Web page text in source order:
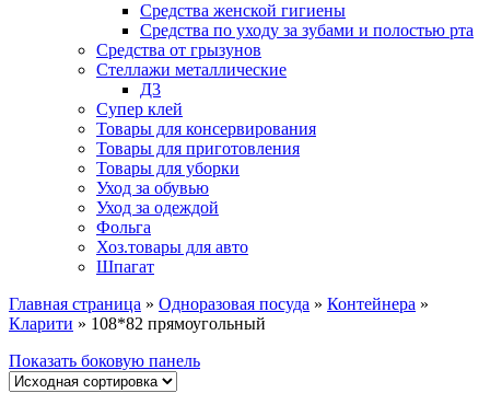
Средства женской гигиены
Средства по уходу за зубами и полостью рта
Средства от грызунов
Стеллажи металлические
Д3
Супер клей
Товары для консервирования
Товары для приготовления
Товары для уборки
Уход за обувью
Уход за одеждой
Фольга
Хоз.товары для авто
Шпагат
Главная страница » Одноразовая посуда » Контейнера »
Кларити » 108*82 прямоугольный
Показать боковую панель